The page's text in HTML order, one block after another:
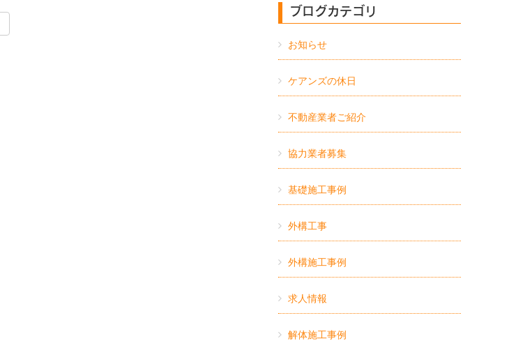
ブログカテゴリ
お知らせ
ケアンズの休日
不動産業者ご紹介
協力業者募集
基礎施工事例
外構工事
外構施工事例
求人情報
解体施工事例